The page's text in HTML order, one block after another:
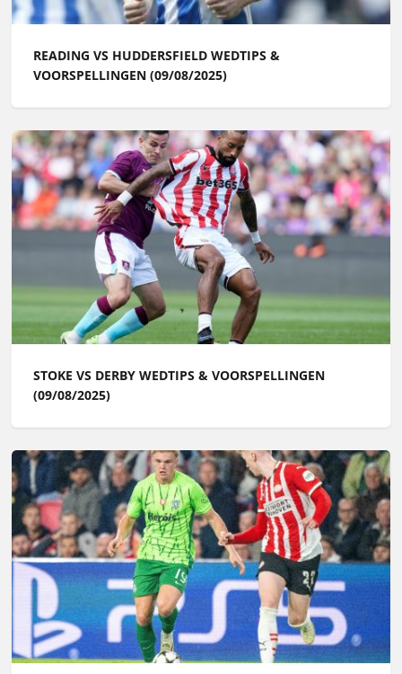
READING VS HUDDERSFIELD WEDTIPS &
VOORSPELLINGEN (09/08/2025)
STOKE VS DERBY WEDTIPS & VOORSPELLINGEN
(09/08/2025)